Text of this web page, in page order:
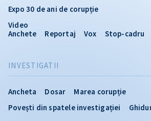
INVESTIGATII
Ancheta Dosar
Marea corupție
Povești din spatele investigației
Expo 30 de ani de corupție
Video
Anchete
Reportaj Vox Stop-cadru